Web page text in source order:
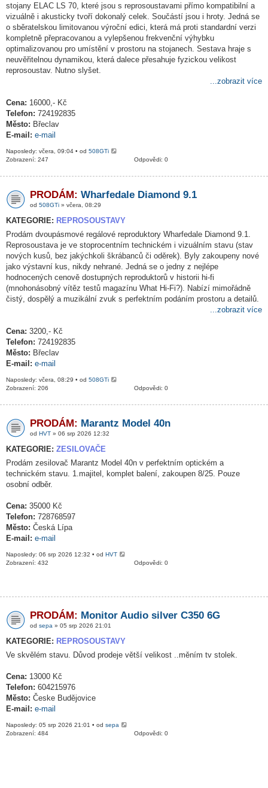
stojany ELAC LS 70, které jsou s reprosoustavami přímo kompatibilní a
vizuálně i akusticky tvoří dokonalý celek. Součástí jsou i hroty. Jedná se
o sběratelskou limitovanou výroční edici, která má proti standardní verzi
kompletně přepracovanou a vylepšenou frekvenční výhybku
optimalizovanou pro umístění v prostoru na stojanech. Sestava hraje s
neuvěřitelnou dynamikou, která dalece přesahuje fyzickou velikost
reprosoustav. Nutno slyšet.
...zobrazit více
Cena: 16000,- Kč
Telefon: 724192835
Město: Břeclav
E-mail: e-mail
Naposledy: včera, 09:04 • od 508GTi
Odpovědi: 0
Zobrazení: 247
PRODÁM: Wharfedale Diamond 9.1
od 508GTi » včera, 08:29
KATEGORIE: REPROSOUSTAVY
Prodám dvoupásmové regálové reproduktory Wharfedale Diamond 9.1.
Reprosoustava je ve stoprocentním technickém i vizuálním stavu (stav
nových kusů, bez jakýchkoli škrábanců či oděrek). Byly zakoupeny nové
jako výstavní kus, nikdy nehrané. Jedná se o jedny z nejlépe
hodnocených cenově dostupných reproduktorů v historii hi-fi
(mnohonásobný vítěz testů magazínu What Hi-Fi?). Nabízí mimořádně
čistý, dospělý a muzikální zvuk s perfektním podáním prostoru a detailů.
...zobrazit více
Cena: 3200,- Kč
Telefon: 724192835
Město: Břeclav
E-mail: e-mail
Naposledy: včera, 08:29 • od 508GTi
Odpovědi: 0
Zobrazení: 206
PRODÁM: Marantz Model 40n
od HVT » 06 srp 2026 12:32
KATEGORIE: ZESILOVAČE
Prodám zesilovač Marantz Model 40n v perfektním optickém a
technickém stavu. 1.majitel, komplet balení, zakoupen 8/25. Pouze
osobní odběr.
Cena: 35000 Kč
Telefon: 728768597
Město: Česká Lípa
E-mail: e-mail
Naposledy: 06 srp 2026 12:32 • od HVT
Odpovědi: 0
Zobrazení: 432
PRODÁM: Monitor Audio silver C350 6G
od sepa » 05 srp 2026 21:01
KATEGORIE: REPROSOUSTAVY
Ve skvělém stavu. Důvod prodeje větší velikost ..měním tv stolek.
Cena: 13000 Kč
Telefon: 604215976
Město: Česke Budějovice
E-mail: e-mail
Naposledy: 05 srp 2026 21:01 • od sepa
Odpovědi: 0
Zobrazení: 484